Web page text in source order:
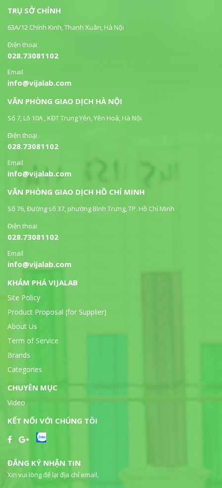
TRỤ SỞ CHÍNH
63A/12 Chính Kinh, Thanh Xuân, Hà Nội
Điện thoại
028.73081102
Email
info@vijalab.com
VĂN PHÒNG GIAO DỊCH HÀ NỘI
Số 7, Lô 10A , KĐT Trung Yên, Yên Hoà, Hà Nội
Điện thoại
028.73081102
Email
info@vijalab.com
VĂN PHÒNG GIAO DỊCH HỒ CHÍ MINH
Số 76, Đường số 37, phường Bình Trưng, TP. Hồ Chí Minh
Điện thoại
028.73081102
Email
info@vijalab.com
KHÁM PHÁ VIJALAB
Site Policy
Product Proposal (for Supplier)
About Us
Term of Service
Brands
Categories
CHUYÊN MỤC
Video
KẾT NỐI VỚI CHÚNG TÔI
ĐĂNG KÝ NHẬN TIN
Xin vui lòng để lại địa chỉ email,